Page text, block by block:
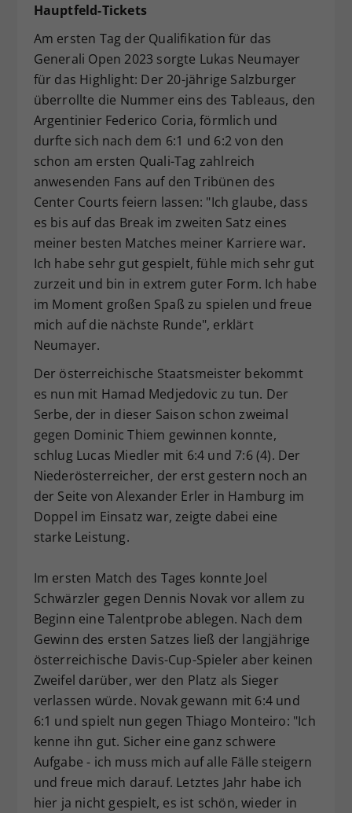
Hauptfeld-Tickets
Am ersten Tag der Qualifikation für das
Generali Open 2023 sorgte Lukas Neumayer
für das Highlight: Der 20-jährige Salzburger
überrollte die Nummer eins des Tableaus, den
Argentinier Federico Coria, förmlich und
durfte sich nach dem 6:1 und 6:2 von den
schon am ersten Quali-Tag zahlreich
anwesenden Fans auf den Tribünen des
Center Courts feiern lassen: "Ich glaube, dass
es bis auf das Break im zweiten Satz eines
meiner besten Matches meiner Karriere war.
Ich habe sehr gut gespielt, fühle mich sehr gut
zurzeit und bin in extrem guter Form. Ich habe
im Moment großen Spaß zu spielen und freue
mich auf die nächste Runde", erklärt
Neumayer.
Der österreichische Staatsmeister bekommt
es nun mit Hamad Medjedovic zu tun. Der
Serbe, der in dieser Saison schon zweimal
gegen Dominic Thiem gewinnen konnte,
schlug Lucas Miedler mit 6:4 und 7:6 (4). Der
Niederösterreicher, der erst gestern noch an
der Seite von Alexander Erler in Hamburg im
Doppel im Einsatz war, zeigte dabei eine
starke Leistung.
Im ersten Match des Tages konnte Joel
Schwärzler gegen Dennis Novak vor allem zu
Beginn eine Talentprobe ablegen. Nach dem
Gewinn des ersten Satzes ließ der langjährige
österreichische Davis-Cup-Spieler aber keinen
Zweifel darüber, wer den Platz als Sieger
verlassen würde. Novak gewann mit 6:4 und
6:1 und spielt nun gegen Thiago Monteiro: "Ich
kenne ihn gut. Sicher eine ganz schwere
Aufgabe - ich muss mich auf alle Fälle steigern
und freue mich darauf. Letztes Jahr habe ich
hier ja nicht gespielt, es ist schön, wieder in